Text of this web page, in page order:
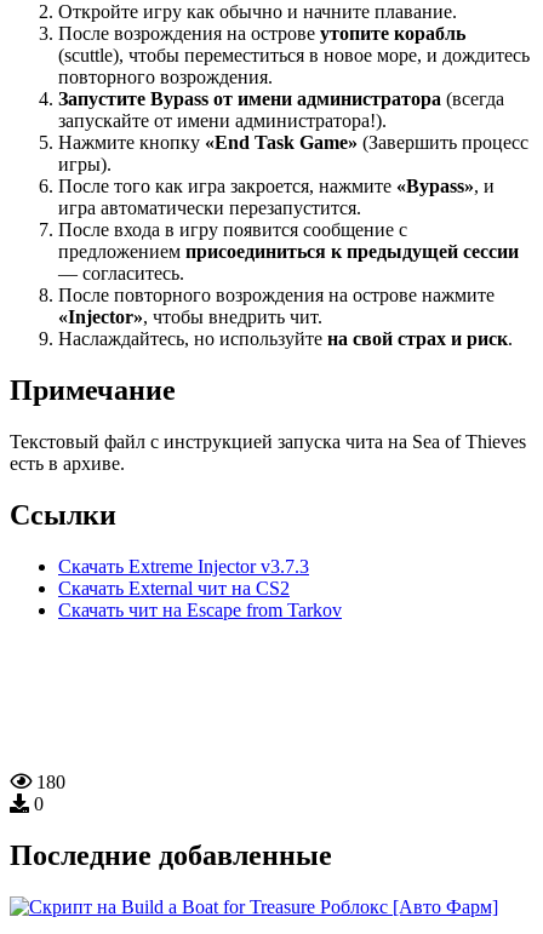
Откройте игру как обычно и начните плавание.
После возрождения на острове утопите корабль
(scuttle), чтобы переместиться в новое море, и дождитесь
повторного возрождения.
Запустите Bypass от имени администратора (всегда
запускайте от имени администратора!).
Нажмите кнопку «End Task Game» (Завершить процесс
игры).
После того как игра закроется, нажмите «Bypass», и
игра автоматически перезапустится.
После входа в игру появится сообщение с
предложением присоединиться к предыдущей сессии
— согласитесь.
После повторного возрождения на острове нажмите
«Injector», чтобы внедрить чит.
Наслаждайтесь, но используйте на свой страх и риск.
Примечание
Текстовый файл с инструкцией запуска чита на Sea of Thieves
есть в архиве.
Ссылки
Скачать Extreme Injector v3.7.3
Скачать External чит на CS2
Скачать чит на Escape from Tarkov
180
0
Последние добавленные